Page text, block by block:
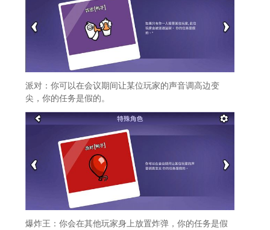
派对：你可以在会议期间让某位玩家的声音调高边变
尖，你的任务是假的。
爆炸王：你会在其他玩家身上放置炸弹，你的任务是假